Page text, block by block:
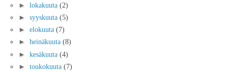
► lokakuuta (2)
► syyskuuta (5)
► elokuuta (7)
► heinäkuuta (8)
► kesäkuuta (4)
► toukokuuta (7)